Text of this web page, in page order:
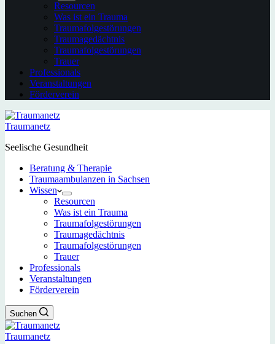
Resourcen
Was ist ein Trauma
Traumafolgestörungen
Traumagedächtnis
Traumafolgestörungen
Trauer
Professionals
Veranstaltungen
Förderverein
Traumanetz
Seelische Gesundheit
Beratung & Therapie
Traumaambulanzen in Sachsen
Wissen
Resourcen
Was ist ein Trauma
Traumafolgestörungen
Traumagedächtnis
Traumafolgestörungen
Trauer
Professionals
Veranstaltungen
Förderverein
Suchen
Traumanetz